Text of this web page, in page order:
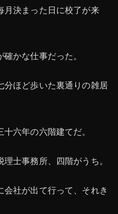
月決まった日に校了が来
かな仕事だった。
分ほど歩いた裏通りの雑居
六年の六階建てだ。
士事務所、四階がうち。
社が出て行って、それき